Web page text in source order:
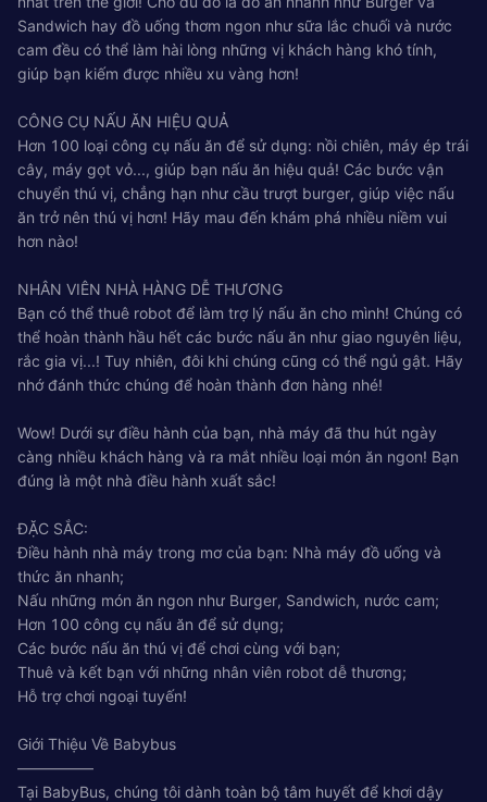
Sandwich hay đồ uống thơm ngon như sữa lắc chuối và nước
cam đều có thể làm hài lòng những vị khách hàng khó tính,
giúp bạn kiếm được nhiều xu vàng hơn!
CÔNG CỤ NẤU ĂN HIỆU QUẢ
Hơn 100 loại công cụ nấu ăn để sử dụng: nồi chiên, máy ép trái
cây, máy gọt vỏ..., giúp bạn nấu ăn hiệu quả! Các bước vận
chuyển thú vị, chẳng hạn như cầu trượt burger, giúp việc nấu
ăn trở nên thú vị hơn! Hãy mau đến khám phá nhiều niềm vui
hơn nào!
NHÂN VIÊN NHÀ HÀNG DỄ THƯƠNG
Bạn có thể thuê robot để làm trợ lý nấu ăn cho mình! Chúng có
thể hoàn thành hầu hết các bước nấu ăn như giao nguyên liệu,
rắc gia vị...! Tuy nhiên, đôi khi chúng cũng có thể ngủ gật. Hãy
nhớ đánh thức chúng để hoàn thành đơn hàng nhé!
Wow! Dưới sự điều hành của bạn, nhà máy đã thu hút ngày
càng nhiều khách hàng và ra mắt nhiều loại món ăn ngon! Bạn
đúng là một nhà điều hành xuất sắc!
ĐẶC SẮC:
Điều hành nhà máy trong mơ của bạn: Nhà máy đồ uống và
thức ăn nhanh;
Nấu những món ăn ngon như Burger, Sandwich, nước cam;
Hơn 100 công cụ nấu ăn để sử dụng;
Các bước nấu ăn thú vị để chơi cùng với bạn;
Thuê và kết bạn với những nhân viên robot dễ thương;
Hỗ trợ chơi ngoại tuyến!
Giới Thiệu Về Babybus
—————
Tại BabyBus, chúng tôi dành toàn bộ tâm huyết để khơi dậy